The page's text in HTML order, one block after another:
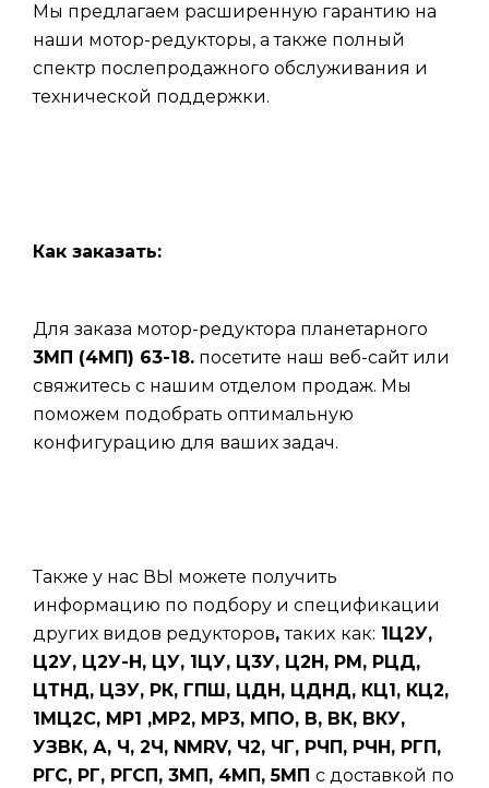
Мы предлагаем расширенную гарантию на
наши мотор-редукторы, а также полный
спектр послепродажного обслуживания и
технической поддержки.
Как заказать:
Для заказа мотор-редуктора планетарного
3МП (4МП) 63-18. посетите наш веб-сайт или
свяжитесь с нашим отделом продаж. Мы
поможем подобрать оптимальную
конфигурацию для ваших задач.
Также у нас ВЫ можете получить
информацию по подбору и спецификации
других видов редукторов,таких как: 1Ц2У,
Ц2У, Ц2У-Н, ЦУ, 1ЦУ, Ц3У, Ц2Н, РМ, РЦД,
ЦТНД, ЦЗУ, РК, ГПШ, ЦДН, ЦДНД, КЦ1, КЦ2,
1МЦ2С, МР1 ,МР2, МР3, МПО, В, ВК, ВКУ,
УЗВК, А, Ч, 2Ч, NMRV, Ч2, ЧГ, РЧП, РЧН, РГП,
РГС, РГ, РГСП, 3МП, 4МП, 5МП с доставкой по